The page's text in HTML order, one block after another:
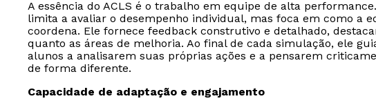
A essência do ACLS é o trabalho em equipe de alta
limita a avaliar o desempenho individual, mas foca em como a
coordena. Ele fornece feedback construtivo e detalhado,
quanto as áreas de melhoria. Ao final de cada simulação, ele
alunos a analisarem suas próprias ações e a pensarem
de forma diferente.
Capacidade de adaptação e engajamento